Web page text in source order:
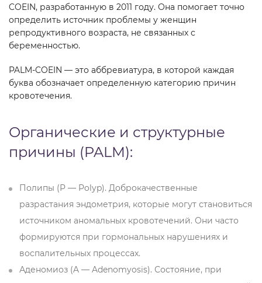
COEIN, разработанную в 2011 году. Она помогает точно
определить источник проблемы у женщин
репродуктивного возраста, не связанных с
беременностью.
PALM-COEIN — это аббревиатура, в которой каждая
буква обозначает определенную категорию причин
кровотечения.
Органические и структурные
причины (PALM):
Полипы (P — Polyp). Доброкачественные
разрастания эндометрия, которые могут становиться
источником аномальных кровотечений. Они часто
формируются при гормональных нарушениях и
воспалительных процессах.
Аденомиоз (A — Adenomyosis). Состояние, при